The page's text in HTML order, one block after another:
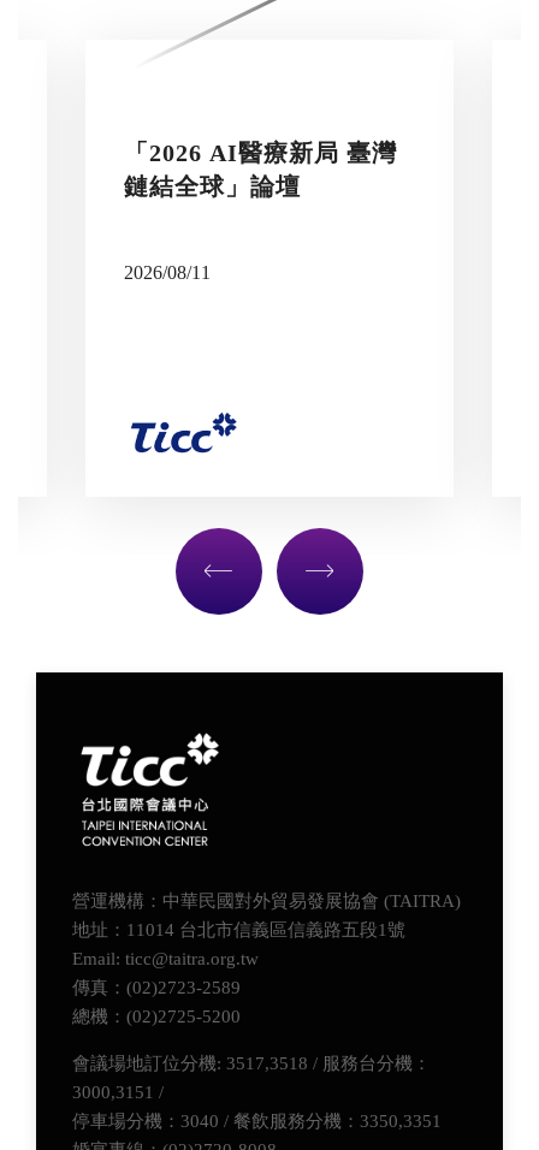
「2026 AI醫療新局 臺灣
鏈結全球」論壇
2026/08/11
營運機構：中華民國對外貿易發展協會 (TAITRA)
地址：11014 台北市信義區信義路五段1號
Email: ticc@taitra.org.tw
傳真：(02)2723-2589
總機：(02)2725-5200
會議場地訂位分機: 3517,3518 / 服務台分機：
3000,3151 /
停車場分機：3040 / 餐飲服務分機：3350,3351